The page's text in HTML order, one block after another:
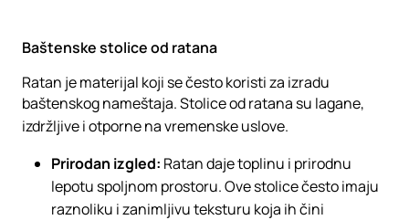
Baštenske stolice od ratana
Ratan je materijal koji se često koristi za izradu
baštenskog nameštaja. Stolice od ratana su lagane,
izdržljive i otporne na vremenske uslove.
Prirodan izgled: Ratan daje toplinu i prirodnu
lepotu spoljnom prostoru. Ove stolice često imaju
raznoliku i zanimljivu teksturu koja ih čini